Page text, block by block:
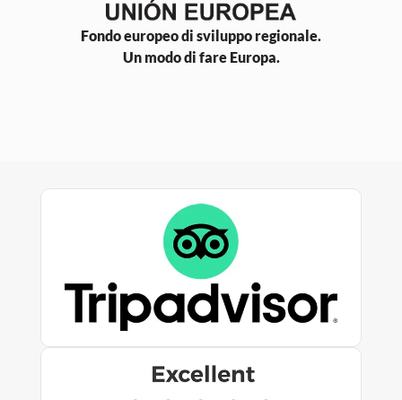
Fondo europeo di sviluppo regionale.
Un modo di fare Europa.